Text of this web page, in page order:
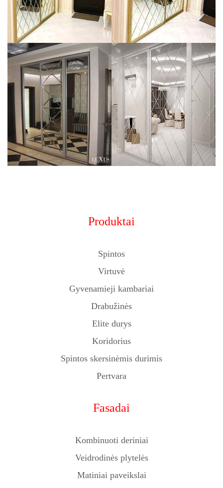
Produktai
Spintos
Virtuvė
Gyvenamieji kambariai
Drabužinės
Elite durys
Koridorius
Spintos skersinėmis durimis
Pertvara
Fasadai
Kombinuoti deriniai
Veidrodinės plytelės
Matiniai paveikslai